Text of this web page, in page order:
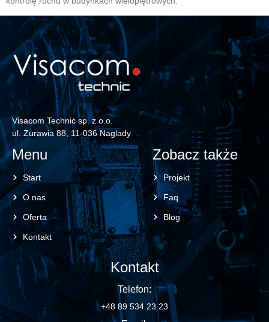
Visacom Technic sp. z o.o.
ul. Żurawia 88, 11-036 Naglady
Menu
Start
O nas
Oferta
Kontakt
Zobacz także
Projekt
Faq
Blog
Kontakt
Telefon:
+48 89 534 23 23